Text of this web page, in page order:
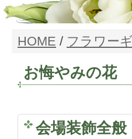
HOME / フラワー
お悔やみの花
会場装飾全般